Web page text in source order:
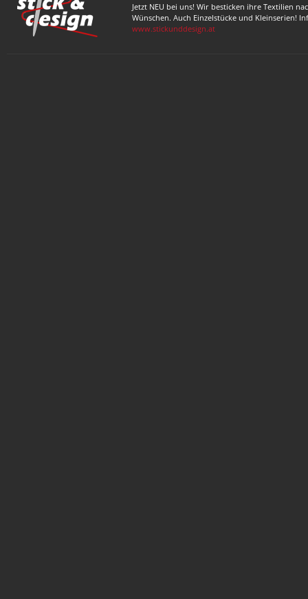
Jetzt NEU bei uns! Wir besticken ihre Textilien
Wünschen. Auch Einzelstücke und Kleinserien!
www.stickunddesign.at